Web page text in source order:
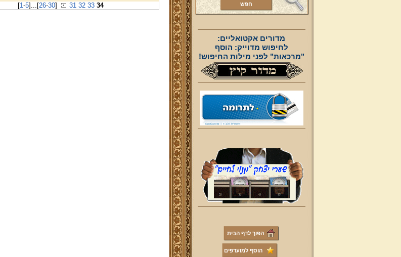
מדורים אקטואליים:
לחיפוש מדוייק: הוסף
"מרכאות" לפני מילות החיפוש!
הפוך לדף הבית
הוסף למועדפים
[1-5] ... [26-30] 31 32 33 34